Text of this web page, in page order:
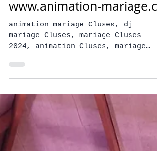
2024 www.animusik.com
www.animation-mariage.ch
animation mariage Cluses, dj
2024, animation Cluses, mariage
Cluses